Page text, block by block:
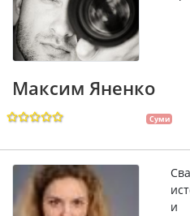
Максим Яненко
Суми
и